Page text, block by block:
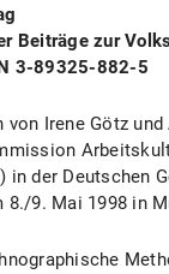
Beiträge zur
3-89325-882-5
von Irene Götz
in der Deutschen
8./9. Mai 1998 in